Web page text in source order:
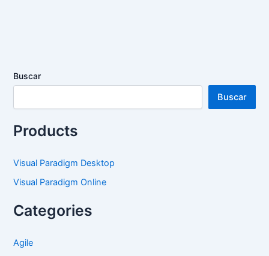
Buscar
Buscar
Products
Visual Paradigm Desktop
Visual Paradigm Online
Categories
Agile